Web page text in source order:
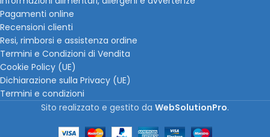
Pagamenti online
Recensioni clienti
Resi, rimborsi e assistenza ordine
Termini e Condizioni di Vendita
Cookie Policy (UE)
Dichiarazione sulla Privacy (UE)
Termini e condizioni
Sito realizzato e gestito da WebSolutionPro.